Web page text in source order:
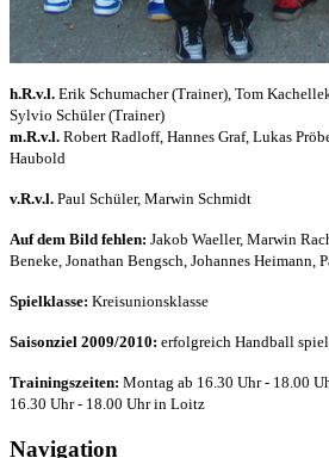
h.R.v.l. Erik Schumacher (Trainer), Tom
Sylvio Schüler (Trainer)
m.R.v.l. Robert Radloff, Hannes Graf, Lukas
Haubold
v.R.v.l. Paul Schüler, Marwin Schmidt
Auf dem Bild fehlen: Jakob Waeller, Marwin
Beneke, Jonathan Bengsch, Johannes Heimann,
Spielklasse: Kreisunionsklasse
Saisonziel 2009/2010: erfolgreich Handball
Trainingszeiten: Montag ab 16.30 Uhr - 18.00
16.30 Uhr - 18.00 Uhr in Loitz
Navigation